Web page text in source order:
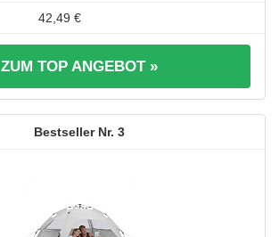
42,49 €
ZUM TOP ANGEBOT »
3